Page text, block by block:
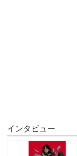
インタビュー